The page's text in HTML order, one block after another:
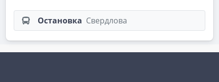
Остановка Свердлова